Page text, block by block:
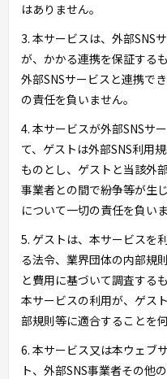
はありません。
3. 本サービスは、外部SNS
が、かかる連携を保証する
外部SNSサービスと連携で
の責任を負いません。
4. 本サービスが外部SNSサ
て、ゲストは外部SNS利用
ものとし、ゲストと当該外
事業者との間で紛争等が生
について一切の責任を負いま
5. ゲストは、本サービスを
る法令、業界団体の内部規
と費用に基づいて調査する
本サービスの利用が、ゲス
部規則等に適合することを
6. 本サービス又は本ウェブ
ト、外部SNS事業者その他